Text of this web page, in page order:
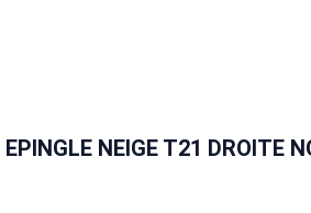
EPINGLE NEIGE T21 DROITE